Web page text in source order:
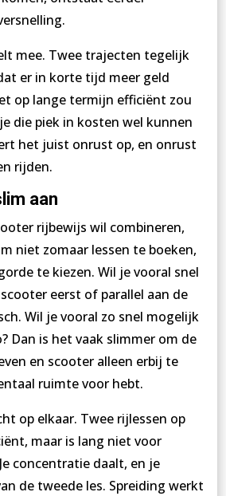
mee. Twee trajecten tegelijk
er in korte tijd meer geld
op lange termijn efficiënt zou
die piek in kosten wel kunnen
het juist onrust op, en onrust
rijden.
aan
rijbewijs wil combineren,
niet zomaar lessen te boeken,
te kiezen. Wil je vooral snel
eerst of parallel aan de
Wil je vooral zo snel mogelijk
Dan is het vaak slimmer om de
en scooter alleen erbij te
ruimte voor hebt.
op elkaar. Twee rijlessen op
maar is lang niet voor
concentratie daalt, en je
de tweede les. Spreiding werkt